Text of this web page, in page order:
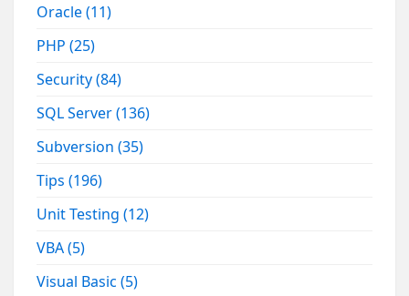
Oracle(11)
PHP(25)
Security(84)
SQL Server(136)
Subversion(35)
Tips(196)
Unit Testing(12)
VBA(5)
Visual Basic(5)